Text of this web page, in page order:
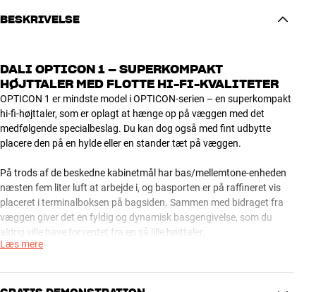
BESKRIVELSE
DALI OPTICON 1 – SUPERKOMPAKT
HØJTTALER MED FLOTTE HI-FI-KVALITETER
OPTICON 1 er mindste model i OPTICON-serien – en superkompakt
hi-fi-højttaler, som er oplagt at hænge op på væggen med det
medfølgende specialbeslag. Du kan dog også med fint udbytte
placere den på en hylde eller en stander tæt på væggen.
På trods af de beskedne kabinetmål har bas/mellemtone-enheden
næsten fem liter luft at arbejde i, og basporten er på raffineret vis
placeret i terminalboksen på bagsiden. Sammen med bidraget fra
væggen giver det en fyldig og dynamisk basgengivelse, som du
aldrig ville have forventet fra en så lille højttaler.
valgt en lidt mindre softdome-diskant end i de større OPTICON-
Læs mere